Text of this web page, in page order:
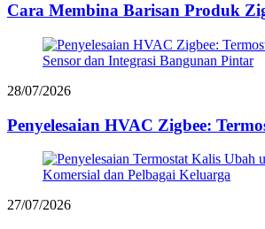
Cara Membina Barisan Produk
28/07/2026
Penyelesaian HVAC Zigbee:
27/07/2026